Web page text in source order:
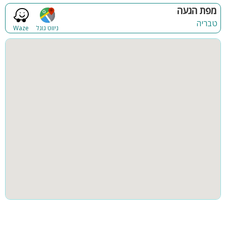
סלון הנפתח למיטה זוגית + מסך צפייה
מטבח מאובזר קומפלט
פינת אוכל
3 חדרי שינה מאובזרים
קהל יעד:
פינת מנגל פינות ישיבה
תאורת גן Waze ניווט גוגל
מפת הגעה
טבריה